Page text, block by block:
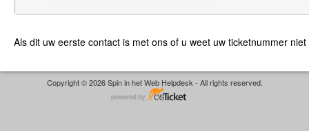
Als dit uw eerste contact is met ons of u weet uw ticketnummer
Copyright © 2026 Spin in het Web Helpdesk - All rights reserved.